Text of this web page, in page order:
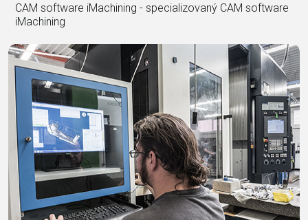
CAM software iMachining - specializovaný CAM software
iMachining